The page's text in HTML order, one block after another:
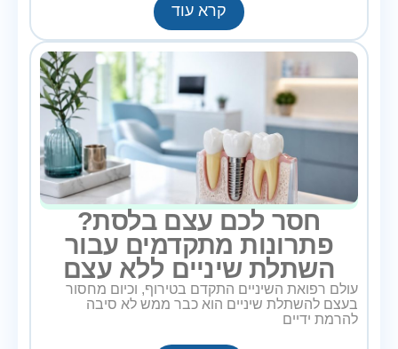
קרא עוד
חסר לכם עצם בלסת?
פתרונות מתקדמים עבור
השתלת שיניים ללא עצם
עולם רפואת השיניים התקדם בטירוף, וכיום מחסור
בעצם להשתלת שיניים הוא כבר ממש לא סיבה
להרמת ידיים